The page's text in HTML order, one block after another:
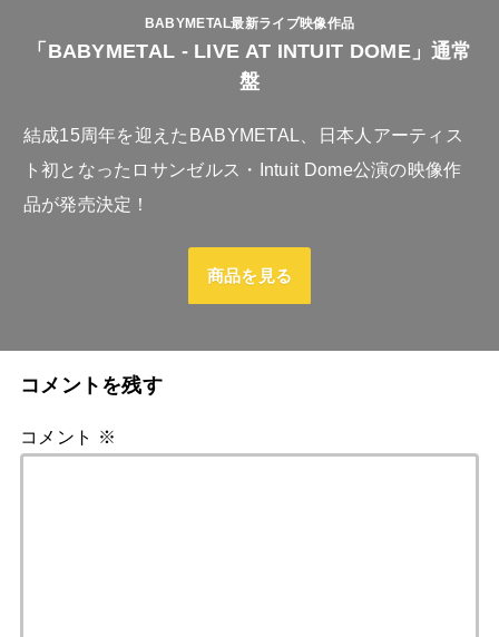
BABYMETAL最新ライブ映像作品
「BABYMETAL - LIVE AT INTUIT DOME」通常
盤
結成15周年を迎えたBABYMETAL、日本人アーティス
ト初となったロサンゼルス・Intuit Dome公演の映像作
品が発売決定！
商品を見る
コメントを残す
コメント ※